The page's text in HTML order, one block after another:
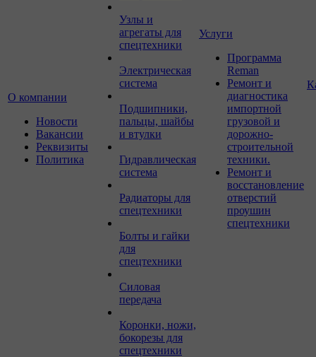
О компании
Новости
Вакансии
Реквизиты
Политика
Узлы и
агрегаты для
спецтехники
Электрическая
система
Подшипники,
пальцы, шайбы
и втулки
Гидравлическая
система
Радиаторы для
спецтехники
Болты и гайки
для
спецтехники
Силовая
передача
Коронки, ножи,
бокорезы для
спецтехники
Услуги
Программа
Reman
Ремонт и
диагностика
импортной
грузовой и
дорожно-
строительной
техники.
Ремонт и
восстановление
отверстий
проушин
спецтехники